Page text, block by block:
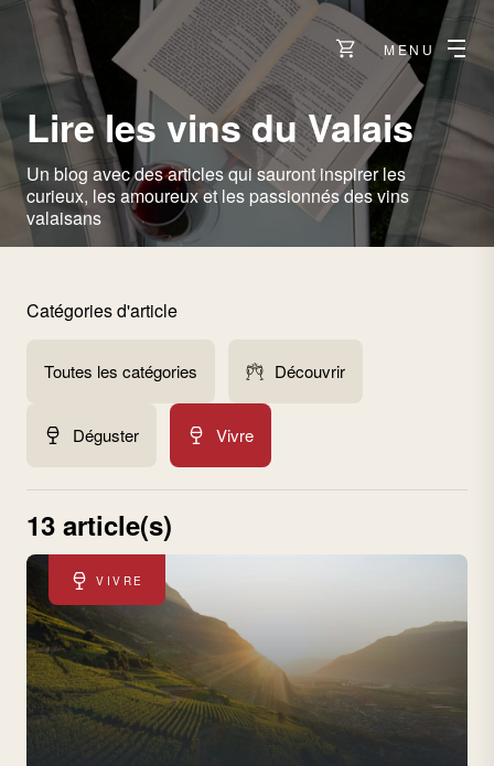
MENU
Lire les vins du Valais
Un blog avec des articles qui sauront inspirer les
curieux, les amoureux et les passionnés des vins
valaisans
Catégories d'article
Toutes les catégories Découvrir
Déguster Vivre
13 article(s)
VIVRE